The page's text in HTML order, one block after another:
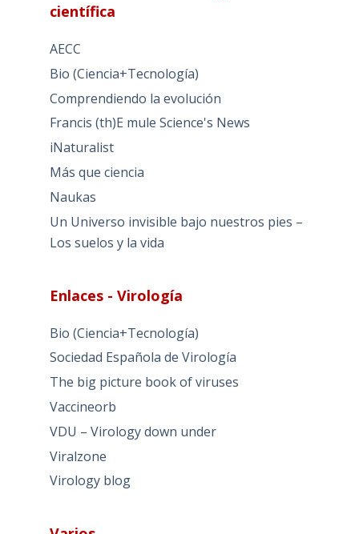
científica
AECC
Bio (Ciencia+Tecnología)
Comprendiendo la evolución
Francis (th)E mule Science's News
iNaturalist
Más que ciencia
Naukas
Un Universo invisible bajo nuestros pies –
Los suelos y la vida
Enlaces - Virología
Bio (Ciencia+Tecnología)
Sociedad Española de Virología
The big picture book of viruses
Vaccineorb
VDU – Virology down under
Viralzone
Virology blog